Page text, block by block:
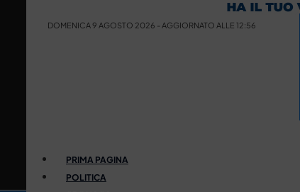
DOMENICA 9 AGOSTO 2026 - AGGIORNATO ALLE 12:56
PRIMA PAGINA
POLITICA